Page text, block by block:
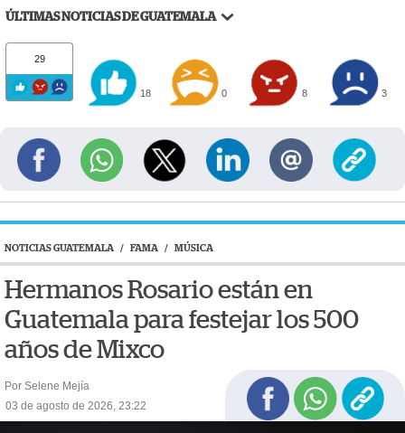
ÚLTIMAS NOTICIAS DE GUATEMALA
29
18 0 8 3
NOTICIAS GUATEMALA / FAMA / MÚSICA
Hermanos Rosario están en
Guatemala para festejar los 500
años de Mixco
Por Selene Mejía
03 de agosto de 2026, 23:22